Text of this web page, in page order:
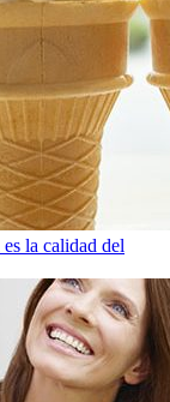
la calidad del